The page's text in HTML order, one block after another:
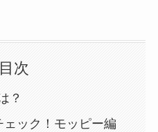
目次
？
ック！モッピー編